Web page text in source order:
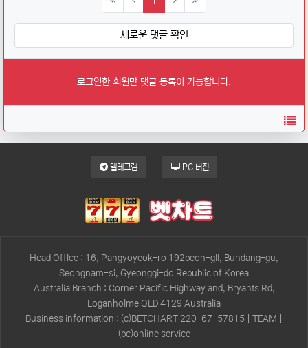
새로운 댓글 확인
로그인한 회원만 댓글 등록이 가능합니다.
목
텔레그램 PC 버전
Head Office : 16, Pangyoyeok-ro 192beon-gil, Bundang-gu,
Seongnam-si, Gyeonggi-do Republic of Korea
Australia Branch : Corner Pacific Highway and, Bryants Rd,
Loganholme QLD 4129 Australia
Business information : (c)BETCHART 220-67-57815 | TEAM |
(bc)online service